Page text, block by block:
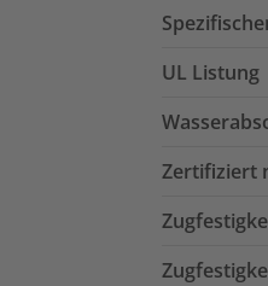
UL Listung
Zertifiziert